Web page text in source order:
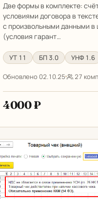
перемещение в 1С
Две формы в комплекте:
условиями договора в
с произвольными данными в
(условия гарант…
УТ 11 БП 3.0 УНФ 1.6
Обновлено 02.10.25 27
4000 ₽
Произвольные данные в